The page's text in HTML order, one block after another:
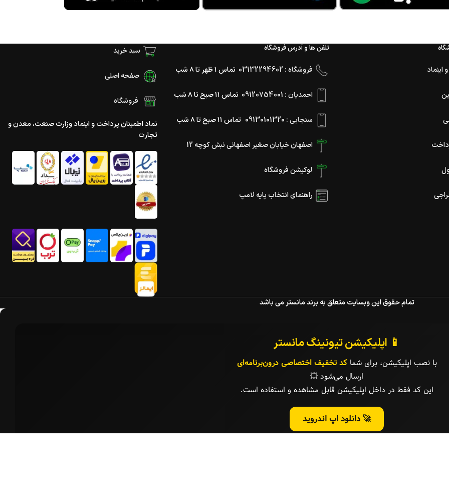
اینماد
تلفن ها و آدرس فروشگاه
فروشگاه : 03132294602 تماس ۱ ظهر تا ۸ شب
احمدیان : 09120754001 تماس ۱۱ صبح تا ۸ شب
سنجابی : 09130101320 تماس ۱۱ صبح تا ۸ شب
اصفهان خیابان صغیر اصفهانی نبش کوچه 12
لوکیشن فروشگاه
راهنمای انتخاب پایه لامپ
سبد خرید
صفحه اصلی
فروشگاه
نماد اطمینان پرداخت و اینماد وزارت صنعت، معدن و
تجارت
تمام حقوق این وبسایت متعلق به برند مانستر می باشد
📱 اپلیکیشن تیونینگ مانستر
با نصب اپلیکیشن، برای شماکد تخفیف اختصاصی درون‌برنامه‌ای
ارسال می‌شود 💥
این کد فقط در داخل اپلیکیشن قابل مشاهده و استفاده است.
🚀 دانلود اپ اندروید